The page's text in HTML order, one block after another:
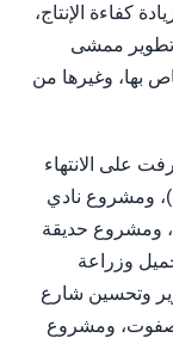
كفاءة الإنتاج،
تطوير ممشى
بها، وغيرها من
على الانتهاء
ومشروع نادي
ومشروع حديقة
وزراعة
وتحسين شارع
ومشروع